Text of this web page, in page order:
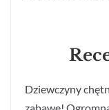
Dziewczyny
zabawę!